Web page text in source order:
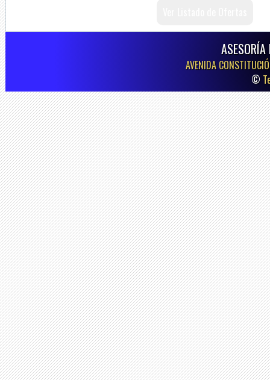
AVENIDA
©